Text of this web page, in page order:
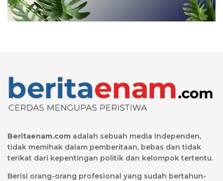
Beritaenam.com adalah sebuah media independen,
tidak memihak dalam pemberitaan, bebas dan tidak
terikat dari kepentingan politik dan kelompok tertentu.
Berisi orang-orang profesional yang sudah bertahun-